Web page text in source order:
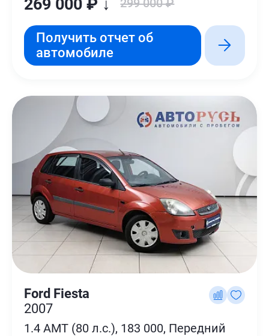
269 000 ₽ ↓ 299 000 ₽
Получить отчет об
автомобиле
Ford Fiesta
2007
1.4 AMT (80 л.с.), 183 000, Передний